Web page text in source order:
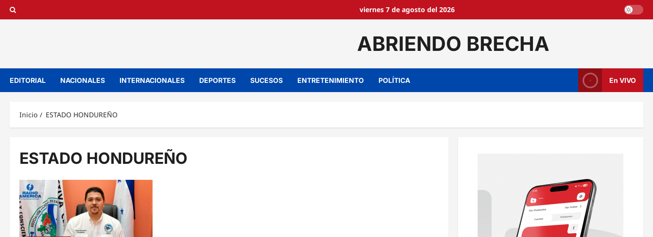
Saltar
viernes 7 de agosto del 2026
ABRIENDO BRECHA
EDITORIAL NACIONALES INTERNACIONALES DEPORTES SUCESOS ENTRETENIMIENTO POLÍTICA En VIVO
Inicio ESTADO HONDUREÑO
ESTADO HONDUREÑO